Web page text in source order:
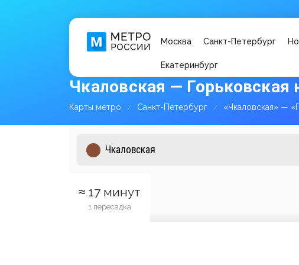
Москва Санкт-Петербург
Екатеринбург
Чкаловская — Горьковская
Карты метро Санкт-Петербург «Чкаловская» —
≈ 17 минут
1 пересадка